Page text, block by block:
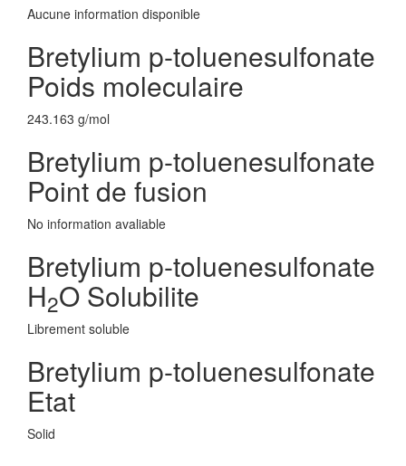
Aucune information disponible
Bretylium p-toluenesulfonate
Poids moleculaire
243.163 g/mol
Bretylium p-toluenesulfonate
Point de fusion
No information avaliable
Bretylium p-toluenesulfonate
H2O Solubilite
Librement soluble
Bretylium p-toluenesulfonate
Etat
Solid